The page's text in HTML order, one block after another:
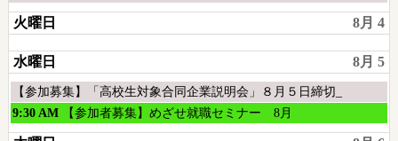
月
1st
曜
日,
月
1st
2026
火曜日 8月 4
水曜日 8月 5
水
曜
日,
【参加募集】「高校生対象合同企業説明会」８月５日締切_
水
曜
9:30 AM 【参加者募集】めざせ就職セミナー 8月